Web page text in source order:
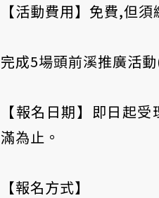
【活動費用】免費,但
完成5場頭前溪推廣活
【報名日期】即日起
滿為止。
【報名方式】